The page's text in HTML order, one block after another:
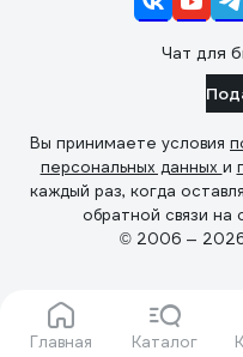
Главная Каталог
Чат для
Вы принимаете условия
персональных данных и
каждый раз, когда
обратной связи
© 2006 —